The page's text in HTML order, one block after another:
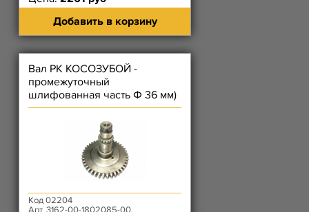
Добавить в корзину
Вал РК КОСОЗУБОЙ -
промежуточный
шлифованная часть Ф 36 мм)
Код 02204